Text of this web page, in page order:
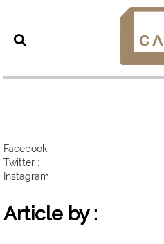
Facebook :
Twitter :
Instagram :
Article by :